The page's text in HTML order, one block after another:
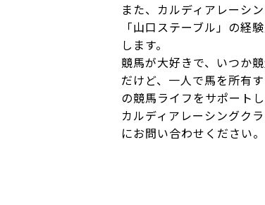
また、カルディアレーシ
「山口ステーブル」の経
します。
競馬が大好きで、いつか
だけど、一人で馬を所有
の競馬ライフをサポートし
カルディアレーシングク
にお問い合わせください。